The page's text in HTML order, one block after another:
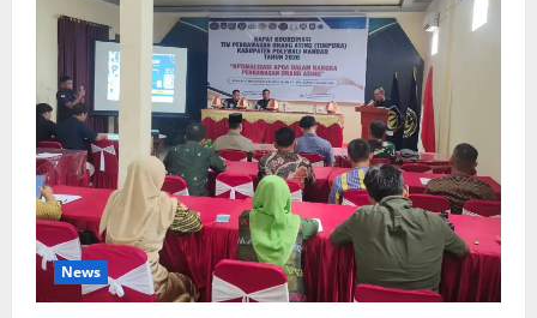
News